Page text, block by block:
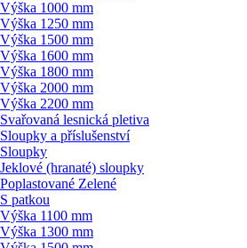
Výška 1000 mm
Výška 1250 mm
Výška 1500 mm
Výška 1600 mm
Výška 1800 mm
Výška 2000 mm
Výška 2200 mm
Svařovaná lesnická pletiva
Sloupky a příslušenství
Sloupky
Jeklové (hranaté) sloupky
Poplastované Zelené
S patkou
Výška 1100 mm
Výška 1300 mm